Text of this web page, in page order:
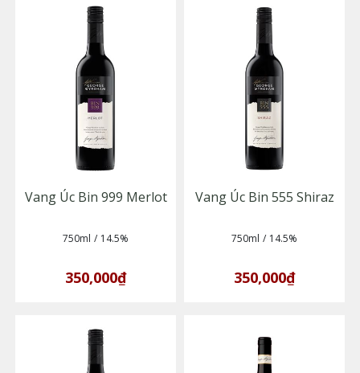
Vang Úc Bin 999 Merlot
750ml / 14.5%
350,000₫
Vang Úc Bin 555 Shiraz
750ml / 14.5%
350,000₫